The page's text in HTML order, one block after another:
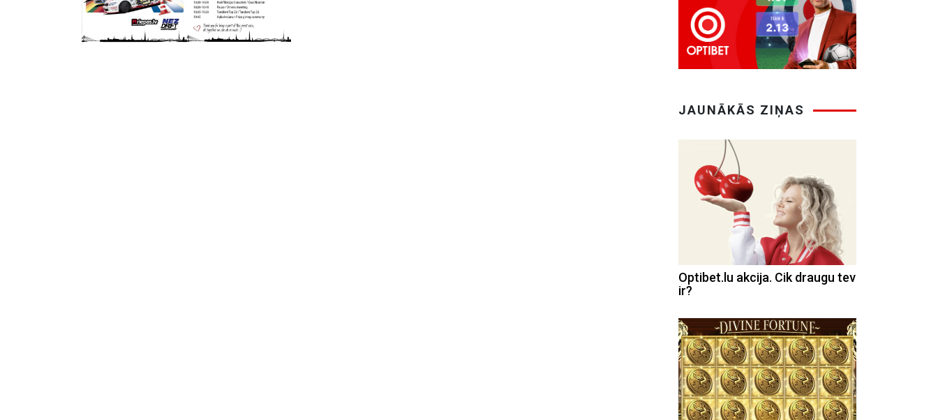
JAUNĀKĀS ZIŅAS
Optibet.lu akcija. Cik draugu tev
ir?